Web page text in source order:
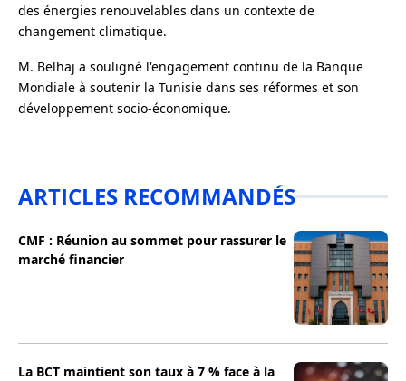
des énergies renouvelables dans un contexte de
changement climatique.
M. Belhaj a souligné l'engagement continu de la Banque
Mondiale à soutenir la Tunisie dans ses réformes et son
développement socio-économique.
ARTICLES RECOMMANDÉS
CMF : Réunion au sommet pour rassurer le
marché financier
La BCT maintient son taux à 7 % face à la